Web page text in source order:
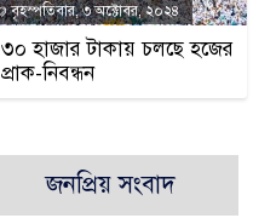
বৃহস্পতিবার, ৩ অক্টোবর, ২০২৪
৩০ হাজার টাকায় চলছে হজের
প্রাক-নিবন্ধন
জনপ্রিয় সংবাদ